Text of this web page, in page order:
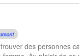
des personnes